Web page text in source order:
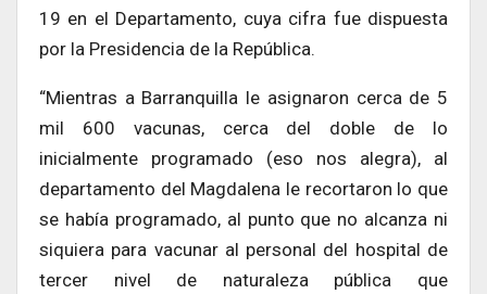
19 en el Departamento, cuya cifra fue dispuesta
por la Presidencia de la República.
“Mientras a Barranquilla le asignaron cerca de 5
mil 600 vacunas, cerca del doble de lo
inicialmente programado (eso nos alegra), al
departamento del Magdalena le recortaron lo que
se había programado, al punto que no alcanza ni
siquiera para vacunar al personal del hospital de
tercer nivel de naturaleza pública que